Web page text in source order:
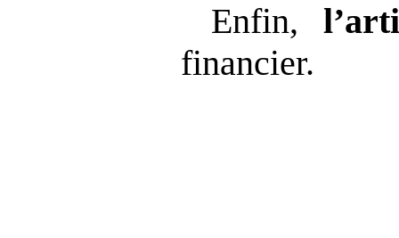
Enfin,
financier.